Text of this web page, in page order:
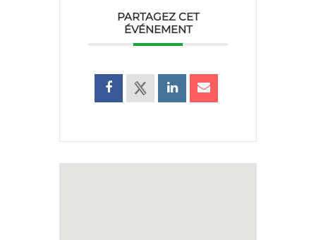
PARTAGEZ CET
ÉVÉNEMENT